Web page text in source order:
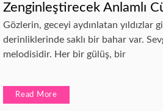
Zenginleştirecek Anlamlı
Gözlerin, geceyi aydınlatan yıldızlar
derinliklerinde saklı bir bahar var.
melodisidir. Her bir gülüş, bir
Read More